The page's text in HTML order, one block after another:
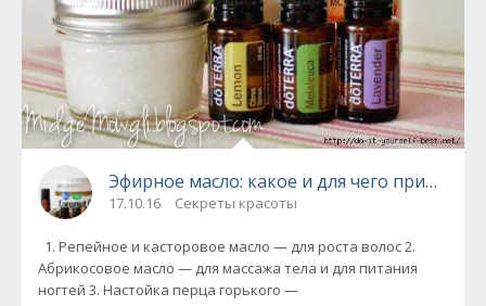
Эфирное масло: какое и для чего
17.10.16 Секреты красоты
1. Репейное и касторовое масло — для роста волос 2.
Абрикосовое масло — для массажа тела и для питания
ногтей 3. Настойка перца горького —